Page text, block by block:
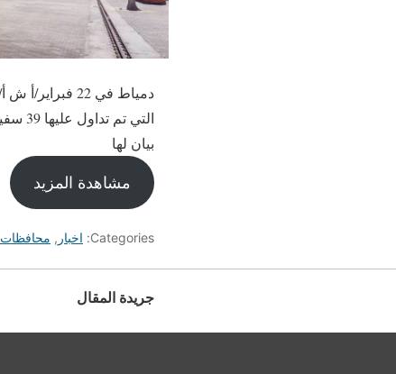
بيان لها
مشاهدة المزيد
Categories: اخبار , محافظات
جريدة المقال